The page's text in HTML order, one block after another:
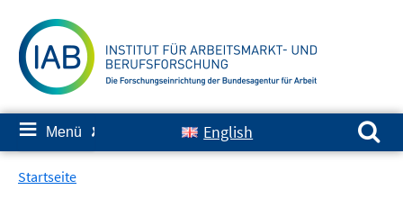
zum
Inhalt
≡ Menü ✘ English
Suchen nach:
Startseite